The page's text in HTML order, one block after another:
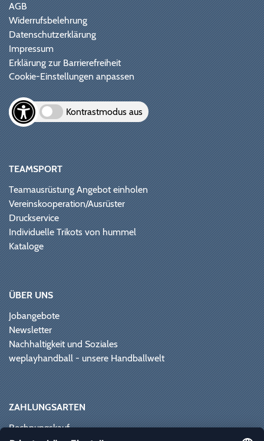
AGB
Widerrufsbelehrung
Datenschutzerklärung
Impressum
Erklärung zur Barrierefreiheit
Cookie-Einstellungen anpassen
Kontrastmodus aus
TEAMSPORT
Teamausrüstung Angebot einholen
Vereinskooperation/Ausrüster
Druckservice
Individuelle Trikots von hummel
Kataloge
ÜBER UNS
Jobangebote
Newsletter
Nachhaltigkeit und Soziales
weplayhandball - unsere Handballwelt
ZAHLUNGSARTEN
Rechnungskauf